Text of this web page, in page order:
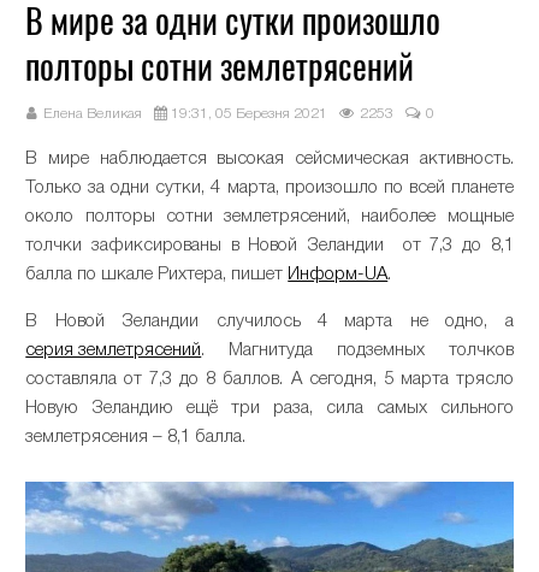
В мире за одни сутки произошло
полторы сотни землетрясений
Елена Великая 19:31, 05 Березня 2021 2253 0
В мире наблюдается высокая сейсмическая активность.
Только за одни сутки, 4 марта, произошло по всей планете
около полторы сотни землетрясений, наиболее мощные
толчки зафиксированы в Новой Зеландии от 7,3 до 8,1
балла по шкале Рихтера, пишет Информ-UA.
В Новой Зеландии случилось 4 марта не одно, а
серия землетрясений. Магнитуда подземных толчков
составляла от 7,3 до 8 баллов. А сегодня, 5 марта трясло
Новую Зеландию ещё три раза, сила самых сильного
землетрясения – 8,1 балла.